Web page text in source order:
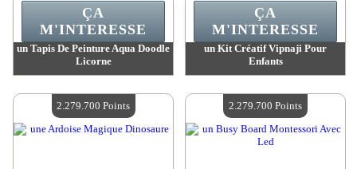
un Tapis De Peinture Aqua Doodle
Licorne
Quantité Disponible :4
ÇA
M'INTERESSE
un Kit Créatif Vipnaji Pour
Enfants
Quantité Disponible :4
ÇA
M'INTERESSE
2.279.700 Points 2.279.700 Points